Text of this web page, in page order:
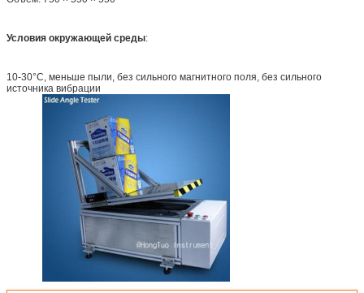
Условия окружающей среды:
10-30°C, меньше пыли, без сильного магнитного поля, без сильного
источника вибрации